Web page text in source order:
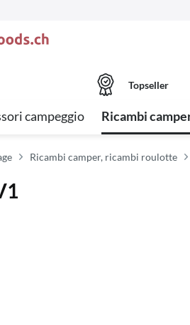
Topseller
campeggio Ricambi
Ricambi camper, ricambi roulotte